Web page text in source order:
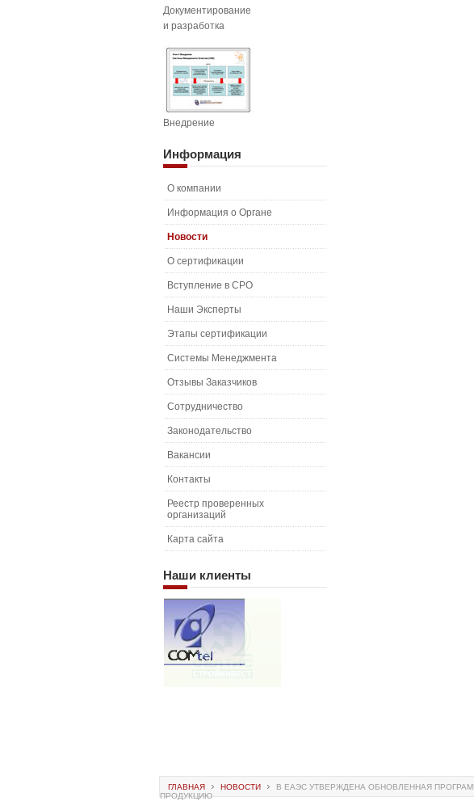
Документирование
и разработка
Внедрение
Информация
О компании
Информация о Органе
Новости
О сертификации
Вступление в СРО
Наши Эксперты
Этапы сертификации
Системы Менеджмента
Отзывы Заказчиков
Сотрудничество
Законодательство
Вакансии
Контакты
Реестр проверенных
организаций
Карта сайта
Наши клиенты
ГЛАВНАЯ НОВОСТИ
В ЕАЭС УТВЕРЖДЕНА ОБНОВЛЕННАЯ
ПРОДУКЦИЮ